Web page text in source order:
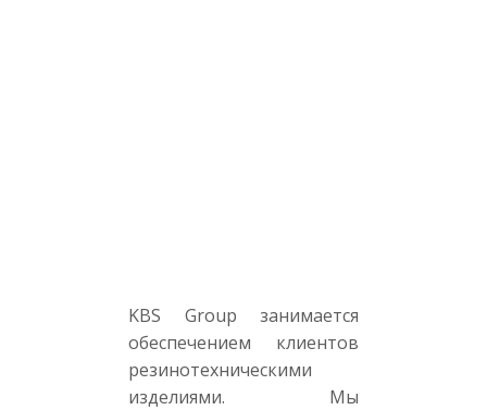
KBS Group занимается
обеспечением клиентов
резинотехническими
изделиями. Мы